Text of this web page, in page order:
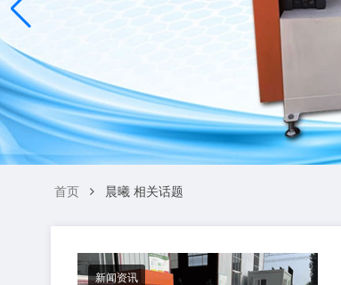
首页 晨曦 相关话题
新闻资讯